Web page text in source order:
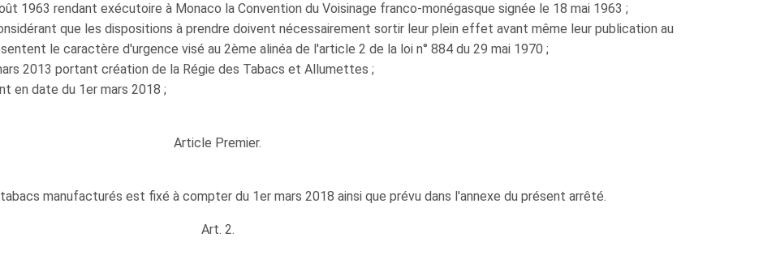
1963 rendant exécutoire à Monaco la Convention du Voisinage franco-monégasque signée le 18 mai 1963 ;
que les dispositions à prendre doivent nécessairement sortir leur plein effet avant même leur publication au
le caractère d'urgence visé au 2ème alinéa de l'article 2 de la loi n° 884 du 29 mai 1970 ;
2013 portant création de la Régie des Tabacs et Allumettes ;
en date du 1er mars 2018 ;
Article Premier.
manufacturés est fixé à compter du 1er mars 2018 ainsi que prévu dans l'annexe du présent arrêté.
Art. 2.